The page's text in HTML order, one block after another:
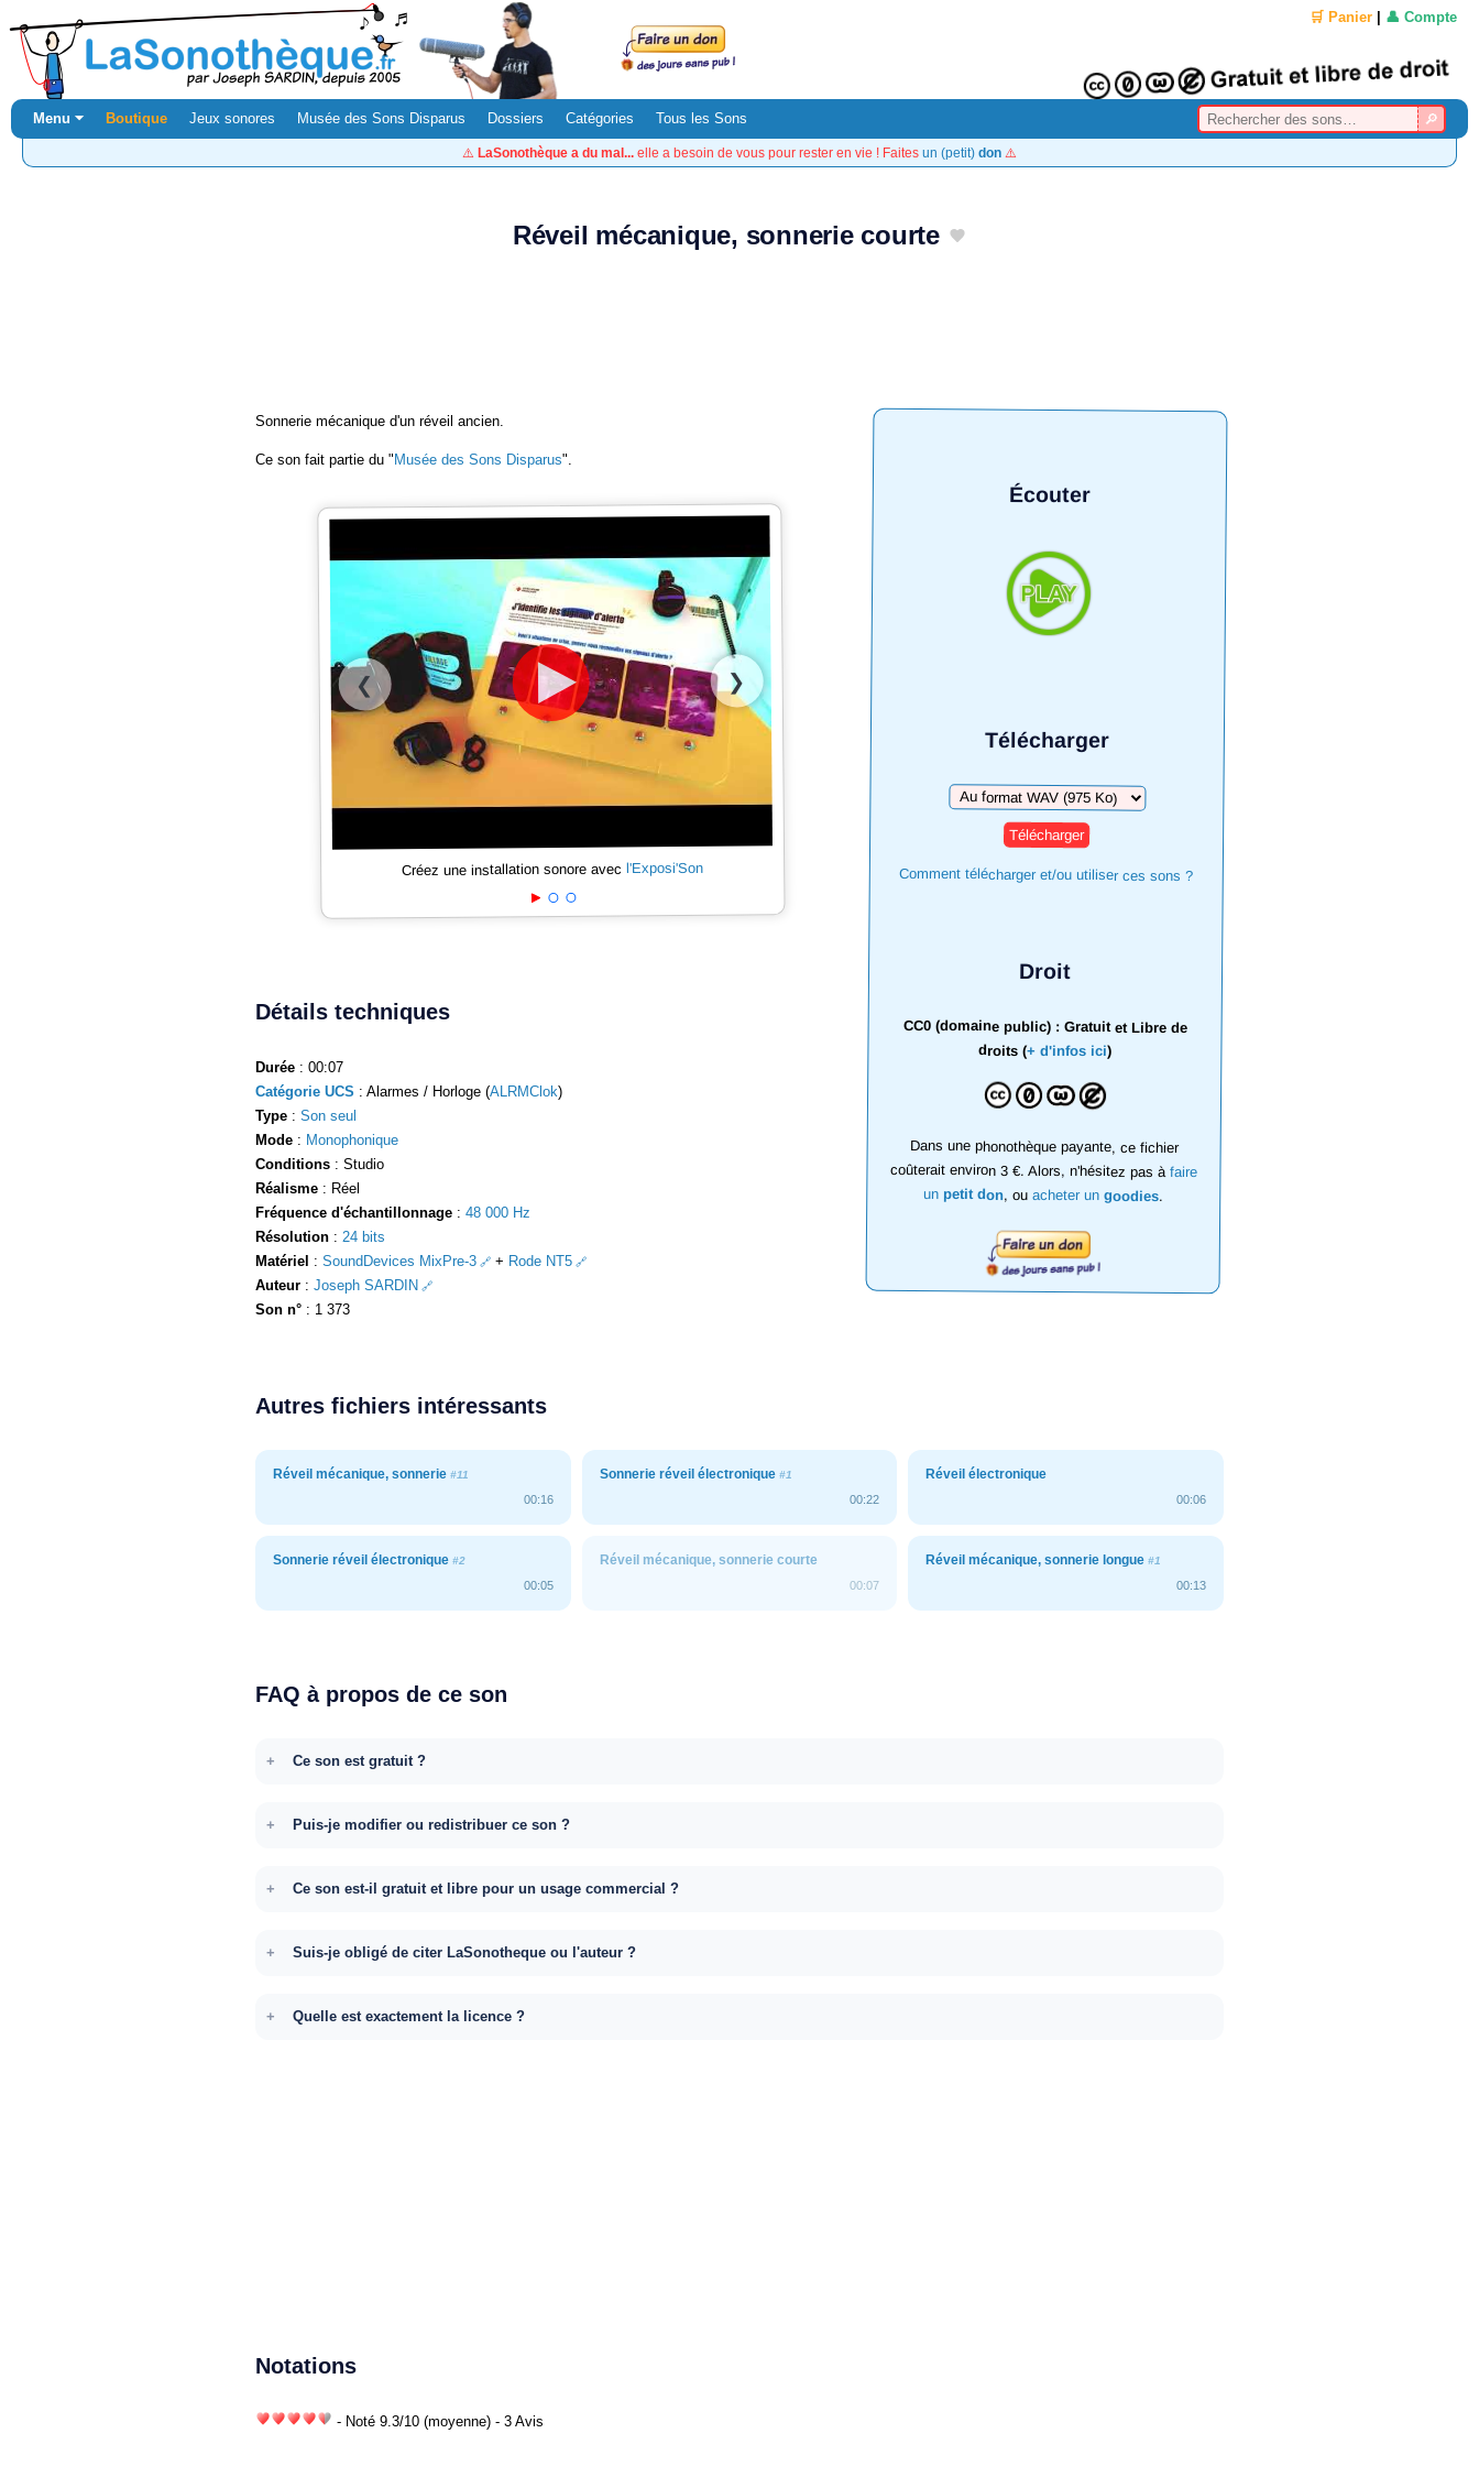
🛒 Panier 👤 Compte
Menu ⏷ Boutique Jeux sonores Musée des Sons Disparus Dossiers Catégories Tous les Sons
⚠️ LaSonothèque a du mal... elle a besoin de vous pour rester en vie ! Faites un (petit) don ⚠️
Réveil mécanique, sonnerie courte
Écouter
Télécharger
Télécharger
Comment télécharger et/ou utiliser ces sons ?
Droit
CC0 (domaine public) : Gratuit et Libre de
droits (+ d'infos ici)
Dans une phonothèque payante, ce fichier
coûterait environ 3 €. Alors, n'hésitez pas àfaire
un petit don, ouacheter ungoodies.
Sonnerie mécanique d'un réveil ancien.
Ce son fait partie du "Musée des Sons Disparus".
❮ ❯
Créez une installation sonore avecl'Exposi'Son
Détails techniques
Durée : 00:07
Catégorie UCS : Alarmes / Horloge (ALRMClok)
Type : Son seul
Mode : Monophonique
Conditions : Studio
Réalisme : Réel
Fréquence d'échantillonnage : 48 000 Hz
Résolution : 24 bits
Matériel : SoundDevices MixPre-3 + Rode NT5
Auteur : Joseph SARDIN
Son n° : 1 373
Autres fichiers intéressants
Réveil mécanique, sonnerie #11
00:16
Sonnerie réveil électronique #1
00:22
Réveil électronique
00:06
Sonnerie réveil électronique #2
00:05
Réveil mécanique, sonnerie courte
00:07
Réveil mécanique, sonnerie longue#1
00:13
FAQ à propos de ce son
Ce son est gratuit ?
Puis-je modifier ou redistribuer ce son ?
Ce son est-il gratuit et libre pour un usage commercial ?
Suis-je obligé de citer LaSonotheque ou l'auteur ?
Quelle est exactement la licence ?
Notations
- Noté 9.3/10 (moyenne) - 3 Avis